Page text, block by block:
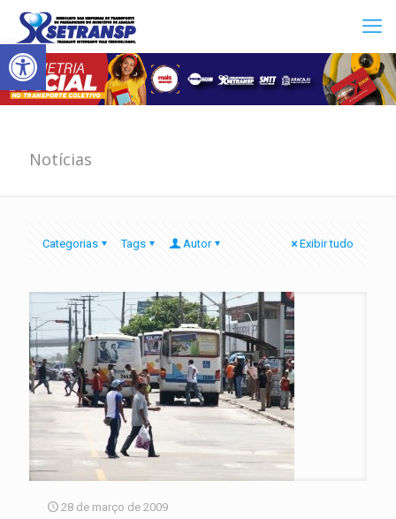
Abrir a barra de ferramentas
Notícias
Categorias Tags Autor Exibir tudo
28 de março de 2009